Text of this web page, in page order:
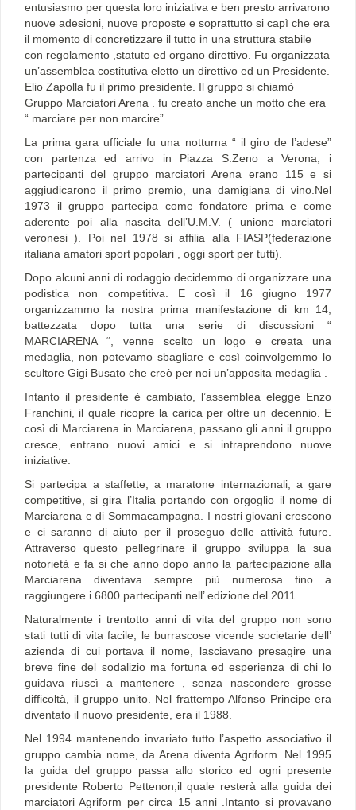
entusiasmo per questa loro iniziativa e ben presto arrivarono
nuove adesioni, nuove proposte e soprattutto si capì che era
il momento di concretizzare il tutto in una struttura stabile
con regolamento ,statuto ed organo direttivo. Fu organizzata
un’assemblea costitutiva eletto un direttivo ed un Presidente.
Elio Zapolla fu il primo presidente. Il gruppo si chiamò
Gruppo Marciatori Arena . fu creato anche un motto che era
“ marciare per non marcire” .
La prima gara ufficiale fu una notturna “ il giro de l’adese”
con partenza ed arrivo in Piazza S.Zeno a Verona, i
partecipanti del gruppo marciatori Arena erano 115 e si
aggiudicarono il primo premio, una damigiana di vino.Nel
1973 il gruppo partecipa come fondatore prima e come
aderente poi alla nascita dell’U.M.V. ( unione marciatori
veronesi ). Poi nel 1978 si affilia alla FIASP(federazione
italiana amatori sport popolari , oggi sport per tutti).
Dopo alcuni anni di rodaggio decidemmo di organizzare una
podistica non competitiva. E così il 16 giugno 1977
organizzammo la nostra prima manifestazione di km 14,
battezzata dopo tutta una serie di discussioni “
MARCIARENA “, venne scelto un logo e creata una
medaglia, non potevamo sbagliare e così coinvolgemmo lo
scultore Gigi Busato che creò per noi un’apposita medaglia .
Intanto il presidente è cambiato, l’assemblea elegge Enzo
Franchini, il quale ricopre la carica per oltre un decennio. E
così di Marciarena in Marciarena, passano gli anni il gruppo
cresce, entrano nuovi amici e si intraprendono nuove
iniziative.
Si partecipa a staffette, a maratone internazionali, a gare
competitive, si gira l’Italia portando con orgoglio il nome di
Marciarena e di Sommacampagna. I nostri giovani crescono
e ci saranno di aiuto per il proseguo delle attività future.
Attraverso questo pellegrinare il gruppo sviluppa la sua
notorietà e fa si che anno dopo anno la partecipazione alla
Marciarena diventava sempre più numerosa fino a
raggiungere i 6800 partecipanti nell’ edizione del 2011.
Naturalmente i trentotto anni di vita del gruppo non sono
stati tutti di vita facile, le burrascose vicende societarie dell’
azienda di cui portava il nome, lasciavano presagire una
breve fine del sodalizio ma fortuna ed esperienza di chi lo
guidava riuscì a mantenere , senza nascondere grosse
difficoltà, il gruppo unito. Nel frattempo Alfonso Principe era
diventato il nuovo presidente, era il 1988.
Nel 1994 mantenendo invariato tutto l’aspetto associativo il
gruppo cambia nome, da Arena diventa Agriform. Nel 1995
la guida del gruppo passa allo storico ed ogni presente
presidente Roberto Pettenon,il quale resterà alla guida dei
marciatori Agriform per circa 15 anni .Intanto si provavano